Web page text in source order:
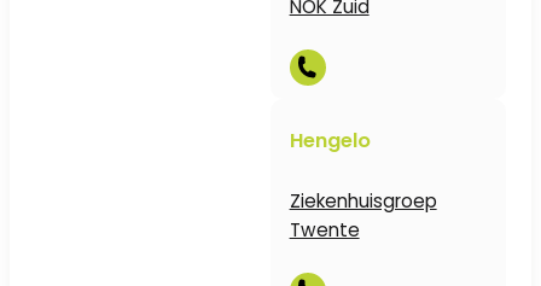
NOK Zuid
Hengelo
Ziekenhuisgroep
Twente